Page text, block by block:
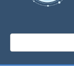
Поиск: